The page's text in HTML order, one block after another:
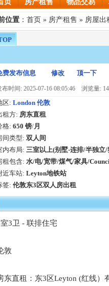
页 房产租售 物品交易
位置 ： 首页 » 房产租售 » 房屋出
费发布信息 修改 顶一下
布时间: 2025-07-16 08:05:46 浏览量:
区: London 伦敦
租方: 房东直租
格: 650 镑/月
间类型: 双人间
内布局: 三室以上(别墅-连排/半独立/
租包含: 水/电/宽带/煤气/家具/
近车站: Leyton地铁站
签: 伦敦东3区双人房出租
3卫 - 联排住宅
敦
东直租：东3区Leyton (红线